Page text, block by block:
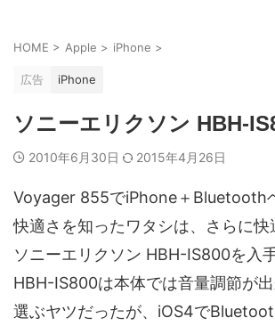
HOME > Apple > iPhone >
広告 iPhone
ソニーエリクソン HBH-
2010年6月30日 2015年4月26日
Voyager 855でiPhone＋Bluetooth
快適さを知ったワタシは、さらに快
ソニーエリクソン HBH-IS800を入手
HBH-IS800は本体では音量調節が
選ぶヤツだったが、iOS4で